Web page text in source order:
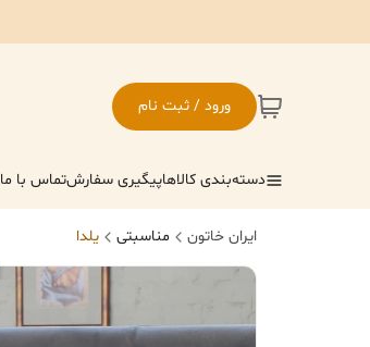
ورود / ثبت نام
دسته‌بندی کالاهاپیگیری سفارشتماس با ما
ایران خاتون مناسبتی یلدا